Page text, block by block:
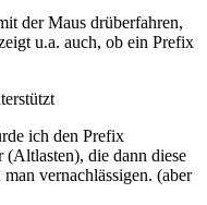
der Maus drüberfahren,
u.a. auch, ob ein Prefix
ich den Prefix
die dann diese
vernachlässigen. (aber